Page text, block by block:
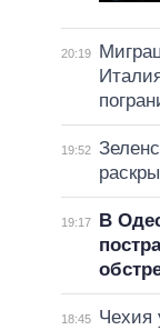
20:19
19:52
19:17
В
18:45
Чехия